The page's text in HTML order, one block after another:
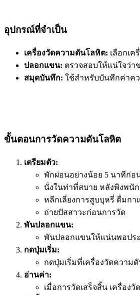
อุปกรณ์ที่จำเป็น
เครื่องวัดความดันโลหิต: เลือกเ
ปลอกแขน: ตรวจสอบให้แน่ใจว่
สมุดบันทึก: ใช้สำหรับบันทึกค่าค
ขั้นตอนการวัดความดันโลหิต
เตรียมตัว:
พักผ่อนอย่างน้อย 5 นาทีก่อ
นั่งในท่าที่สบาย หลังพิงพนัก
หลีกเลี่ยงการสูบบุหรี่ ดื่มก
ถ่ายปัสสาวะก่อนการวัด
พันปลอกแขน:
พันปลอกแขนให้แน่นพอประ
กดปุ่มเริ่ม:
กดปุ่มเริ่มที่เครื่องวัดความ
อ่านค่า:
เมื่อการวัดเสร็จสิ้น เครื่อ